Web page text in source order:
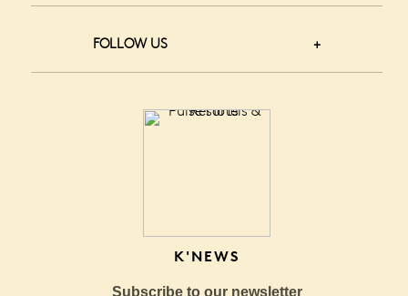
FOLLOW US
K'NEWS
Subscribe to our newsletter